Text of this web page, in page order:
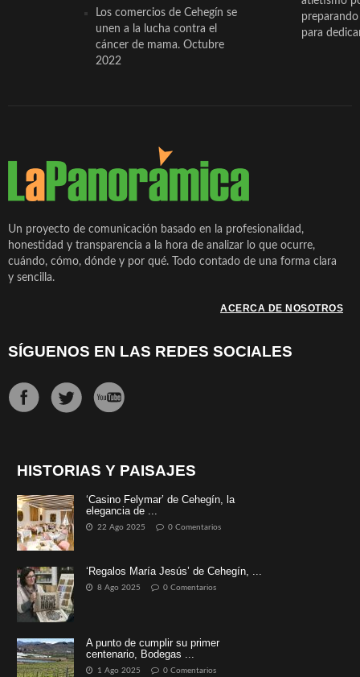
Los comercios de Cehegín se
unen a la lucha contra el
cáncer de mama. Octubre
2022
para
Un proyecto de comunicación basado en la profesionalidad,
honestidad y transparencia a la hora de analizar lo que ocurre,
cuándo, cómo, dónde y por qué. Todo contado de una forma clara
y sencilla.
ACERCA DE NOSOTROS
SÍGUENOS EN LAS REDES SOCIALES
HISTORIAS Y PAISAJES
‘Casino Felymar’ de Cehegín, la
elegancia de ...
22 Ago 2025 0 Comentarios
‘Regalos María Jesús’ de Cehegín, ...
8 Ago 2025 0 Comentarios
A punto de cumplir su primer
centenario, Bodegas ...
1 Ago 2025 0 Comentarios